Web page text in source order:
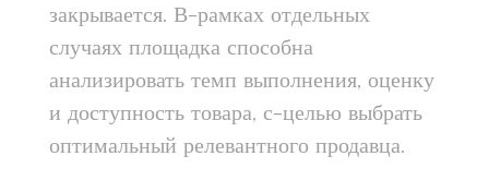
закрывается. В-рамках отдельных
случаях площадка способна
анализировать темп выполнения, оценку
и доступность товара, с-целью выбрать
оптимальный релевантного продавца.